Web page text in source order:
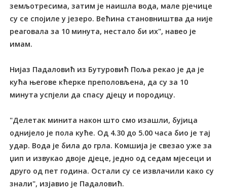
земљотресима, затим је наишла вода, мале рјечице
су се спојиле у језеро. Већина становништва да није
реаговала за 10 минута, нестало би их", навео је
имам.
Нијаз Падаловић из Бутуровић Поља рекао је да је
кућа његове кћерке преполовљена, да су за 10
минута успјели да спасу дјецу и породицу.
"Делетак минита након што смо изашли, бујица
однијело је пола куће. Од 4.30 до 5.00 часа био је тај
удар. Вода је била до грла. Комшија је свезао уже за
џип и извукао двоје дјеце, једно од седам мјесеци и
друго од пет година. Остали су се извлачили како су
знали", изјавио је Падаловић.